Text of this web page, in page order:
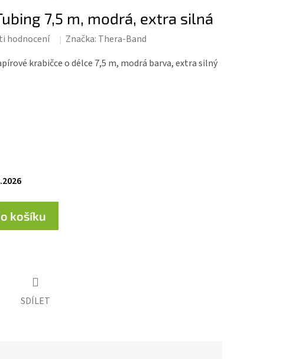
7,5 m, modrá, extra silná
hodnocení Značka: Thera-Band
krabičce o délce 7,5 m, modrá barva, extra silný
košíku
SDÍLET